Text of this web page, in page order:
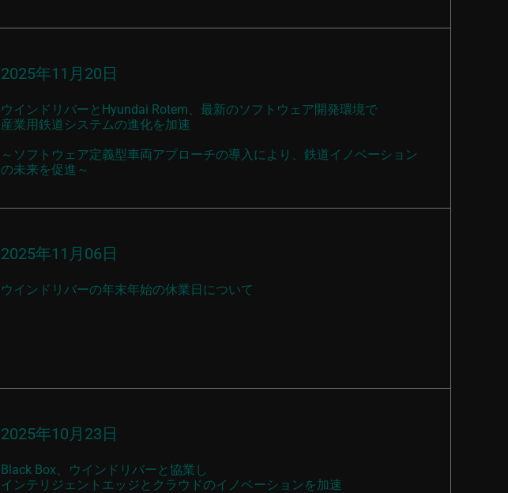
2025年11月20日
ウインドリバーとHyundai Rotem、最新のソフトウェア開発環境で
産業用鉄道システムの進化を加速
～ソフトウェア定義型車両アプローチの導入により、鉄道イノベーション
の未来を促進～
2025年11月06日
ウインドリバーの年末年始の休業日について
2025年10月23日
Black Box、ウインドリバーと協業し
インテリジェントエッジとクラウドのイノベーションを加速